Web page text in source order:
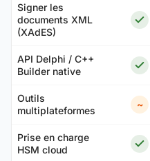
Signer les
documents XML
(XAdES)
API Delphi / C++
Builder native
Outils
multiplateformes
~
Prise en charge
HSM cloud